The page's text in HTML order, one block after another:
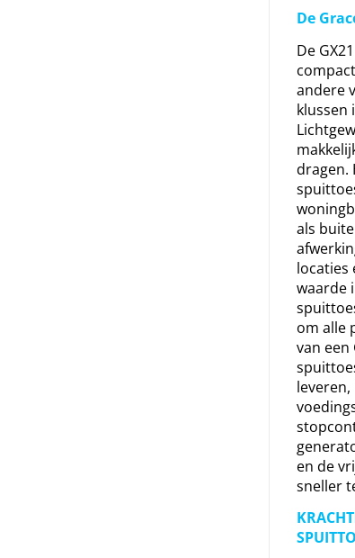
De
De
andere
klussen
dragen.
als
locaties
waarde
om alle
van een
en de
sneller